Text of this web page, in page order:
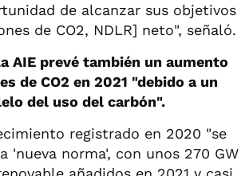
de alcanzar sus objetivos
de CO2, NDLR] neto", señaló.
AIE prevé también un aumento
de CO2 en 2021 "debido a un
del uso del carbón".
registrado en 2020 "se
'nueva norma', con unos 270 GW